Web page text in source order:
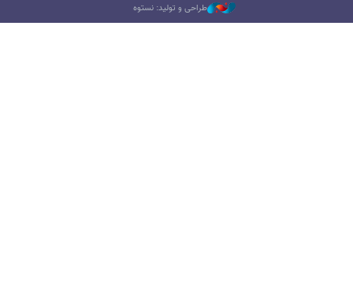
طراحی و تولید: نستوه